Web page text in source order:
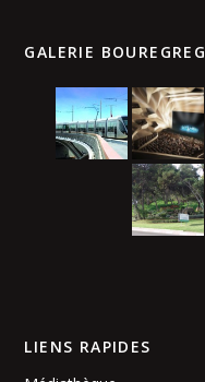
GALERIE BOUREGREG
LIENS RAPIDES